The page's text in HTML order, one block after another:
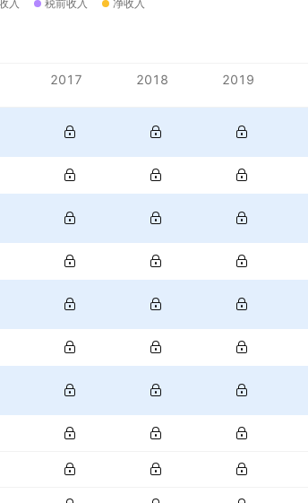
入 税前收入 净收入
2017 2018 2019